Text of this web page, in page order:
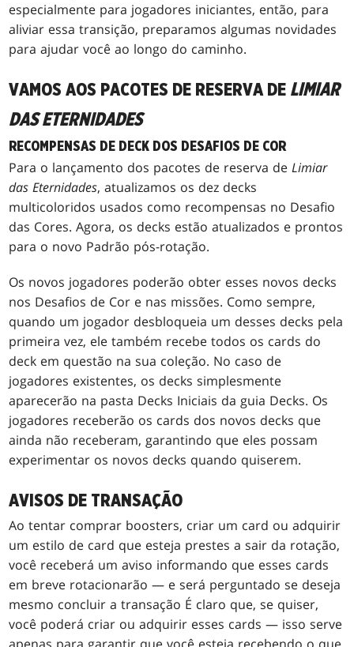
especialmente para jogadores iniciantes, então, para
aliviar essa transição, preparamos algumas novidades
para ajudar você ao longo do caminho.
VAMOS AOS PACOTES DE RESERVA DE LIMIAR
DAS ETERNIDADES
RECOMPENSAS DE DECK DOS DESAFIOS DE COR
Para o lançamento dos pacotes de reserva deLimiar
das Eternidades, atualizamos os dez decks
multicoloridos usados como recompensas no Desafio
das Cores. Agora, os decks estão atualizados e prontos
para o novo Padrão pós-rotação.
Os novos jogadores poderão obter esses novos decks
nos Desafios de Cor e nas missões. Como sempre,
quando um jogador desbloqueia um desses decks pela
primeira vez, ele também recebe todos os cards do
deck em questão na sua coleção. No caso de
jogadores existentes, os decks simplesmente
aparecerão na pasta Decks Iniciais da guia Decks. Os
jogadores receberão os cards dos novos decks que
ainda não receberam, garantindo que eles possam
experimentar os novos decks quando quiserem.
AVISOS DE TRANSAÇÃO
Ao tentar comprar boosters, criar um card ou adquirir
um estilo de card que esteja prestes a sair da rotação,
você receberá um aviso informando que esses cards
em breve rotacionarão — e será perguntado se deseja
mesmo concluir a transação É claro que, se quiser,
você poderá criar ou adquirir esses cards — isso serve